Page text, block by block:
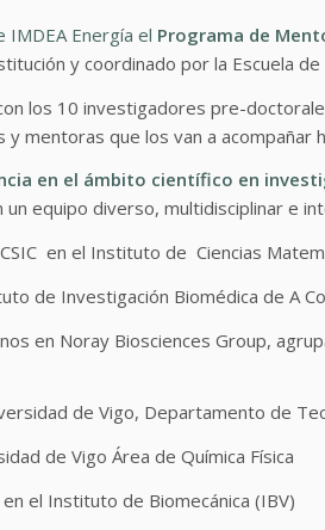
Energía el Programa de
y coordinado por la Escuela
los 10 investigadores pre-
mentoras que los van a acompañar
en el ámbito científico en
equipo diverso, multidisciplinar e
en el Instituto de Ciencias
de Investigación Biomédica de A
en Noray Biosciences Group,
de Vigo, Departamento de
de Vigo Área de Química Física
el Instituto de Biomecánica (IBV)